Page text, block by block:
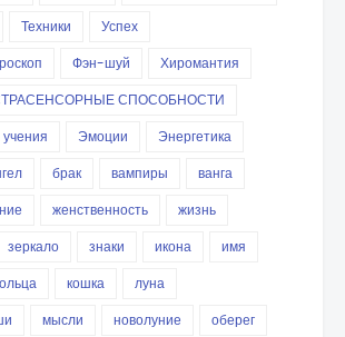
Техники
Успех
Фэн-шуй
Хиромантия
СПОСОБНОСТИ
Эмоции
Энергетика
брак вампиры
ванга
женственность
жизнь
зеркало знаки икона
имя
кошка
луна
мысли новолуние
оберег